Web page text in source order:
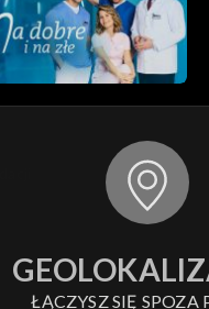
ŁĄCZYSZ SIĘ SPOZA